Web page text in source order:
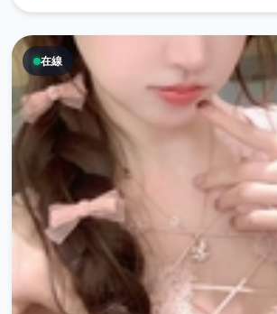
在線